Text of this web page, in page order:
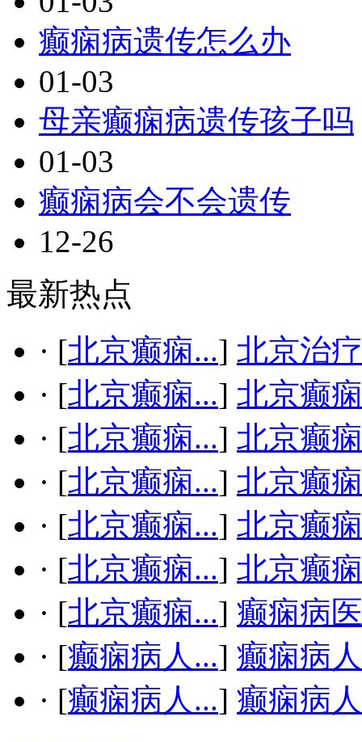
癫痫病遗传怎么办
01-03
母亲癫痫病遗传孩子吗
01-03
癫痫病会不会遗传
12-26
最新热点
· [北京癫痫...] 北京治
· [北京癫痫...] 北京癫
· [北京癫痫...] 北京癫
· [北京癫痫...] 北京癫
· [北京癫痫...] 北京癫
· [北京癫痫...] 北京癫
· [北京癫痫...] 癫痫病
· [癫痫病人...] 癫痫病
· [癫痫病人...] 癫痫病